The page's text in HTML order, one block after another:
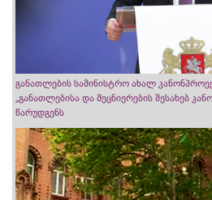
განათლების სამინისტრო ახალ
„განათლებისა და მეცნიერების შესახებ
წარუდგენს